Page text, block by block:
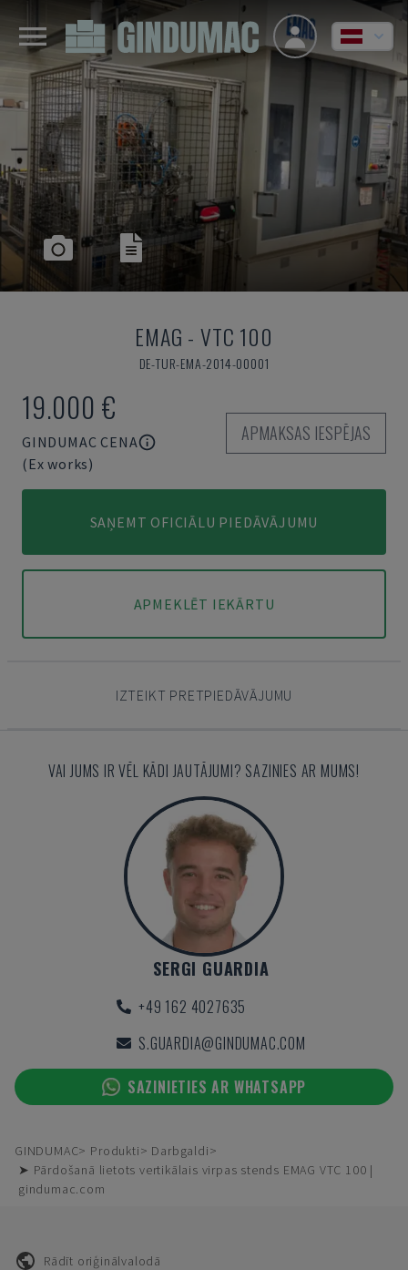
EMAG - VTC 100
DE-TUR-EMA-2014-00001
19.000 €
GINDUMAC CENA
(Ex works)
APMAKSAS IESPĒJAS
SAŅEMT OFICIĀLU PIEDĀVĀJUMU
APMEKLĒT IEKĀRTU
IZTEIKT PRETPIEDĀVĀJUMU
VAI JUMS IR VĒL KĀDI JAUTĀJUMI? SAZINIES AR MUMS!
SERGI GUARDIA
+49 162 4027635
S.GUARDIA@GINDUMAC.COM
SAZINIETIES AR WHATSAPP
GINDUMAC Produkti
Darbgaldi
➤ Pārdošanā lietots vertikālais virpas stends EMAG VTC 100 |
gindumac.com
Rādīt oriģinālvalodā